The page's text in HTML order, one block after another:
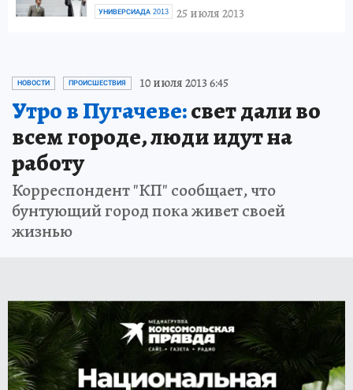
25 июля 2013
УНИВЕРСИАДА 2013
НОВОСТИ ПРОИСШЕСТВИЯ 10 июля 2013 6:45
Утро в Пугачеве:свет дали во
всем городе, люди идут на
работу
Корреспондент "КП" сообщает, что
бунтующий город пока живет своей
жизнью